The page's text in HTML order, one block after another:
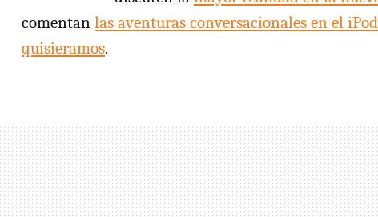
comentan las aventuras conversacionales en el iPod
quisieramos.